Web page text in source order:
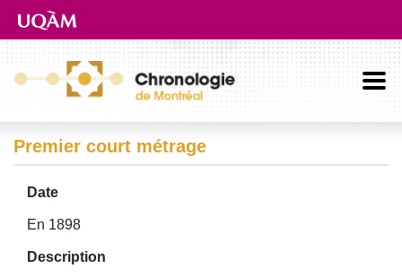
Aller directement au contenu principal
Premier court métrage
Date
En 1898
Description